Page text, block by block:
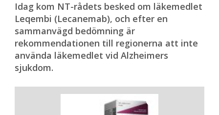
Idag kom NT-rådets besked om läkemedlet
Leqembi (Lecanemab), och efter en
sammanvägd bedömning är
rekommendationen till regionerna att inte
använda läkemedlet vid Alzheimers
sjukdom.